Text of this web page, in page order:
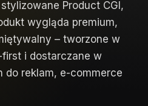
Product CGI,
wygląda premium,
– tworzone w
i dostarczane w
reklam, e-commerce